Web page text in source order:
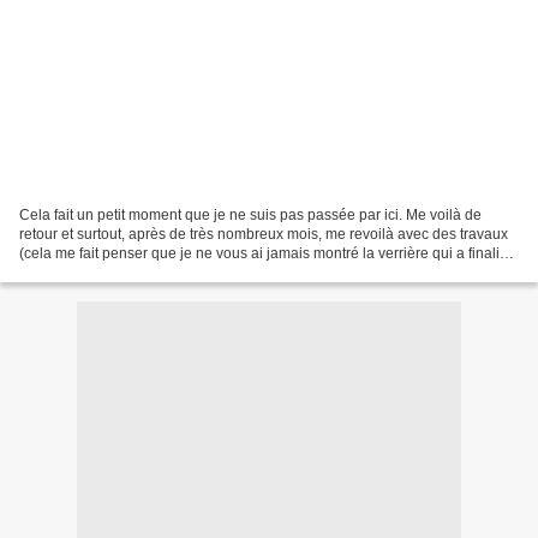
Cela fait un petit moment que je ne suis pas passée par ici. Me voilà de
retour et surtout, après de très nombreux mois, me revoilà avec des travaux
(cela me fait penser que je ne vous ai jamais montré la verrière qui a finalisé